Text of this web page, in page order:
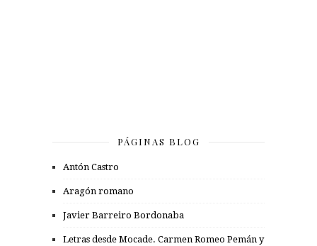
PÁGINAS BLOG
Antón Castro
Aragón romano
Javier Barreiro Bordonaba
Letras desde Mocade. Carmen Romeo Pemán y